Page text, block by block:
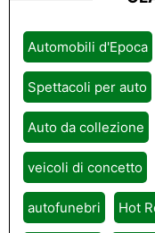
Automobili d'Epoca
Spettacoli per auto
Auto da collezione
veicoli di concetto
autofunebri Hot